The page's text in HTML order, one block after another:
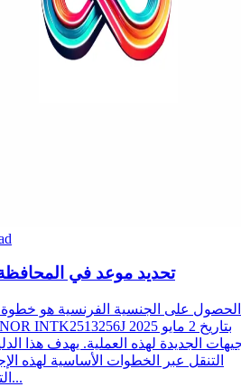
تحديد موعد في
الحصول على الجنسية الفرنسية هو خطوة
الجديدة لهذه العملية. يهدف هذا
التنقل عبر الخطوات الأساسية لهذه
التحضير جيدًا لضمان م...